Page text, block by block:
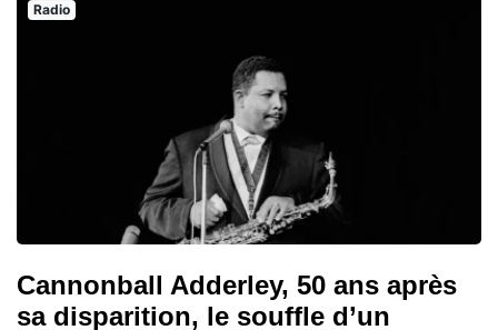
Radio
Cannonball Adderley, 50 ans après
sa disparition, le souffle d’un